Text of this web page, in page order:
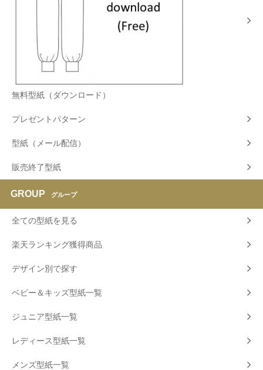
無料型紙（ダウンロード）
プレゼントパターン
型紙（メール配信）
販売終了型紙
GROUP グループ
全ての型紙を見る
楽天ランキング獲得商品
デザイン別で探す
ベビー＆キッズ型紙一覧
ジュニア型紙一覧
レディース型紙一覧
メンズ型紙一覧